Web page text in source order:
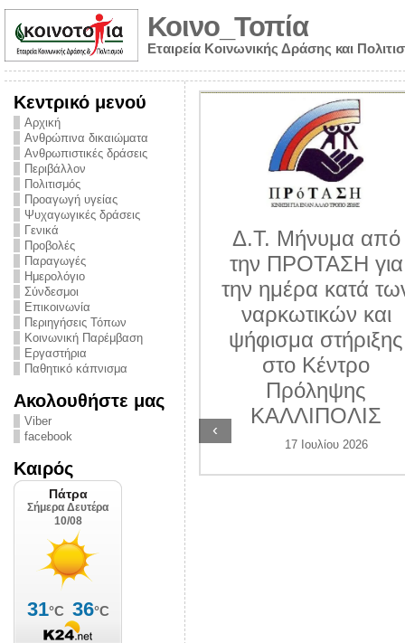
Κοινο_Τοπία
Εταιρεία Κοινωνικής Δράσης και
Κεντρικό μενού
Αρχική
Ανθρώπινα δικαιώματα
Ανθρωπιστικές δράσεις
Περιβάλλον
Πολιτισμός
Προαγωγή υγείας
Ψυχαγωγικές δράσεις
Γενικά
Προβολές
Παραγωγές
Ημερολόγιο
Σύνδεσμοι
Επικοινωνία
Περιηγήσεις Τόπων
Κοινωνική Παρέμβαση
Εργαστήρια
Παθητικό κάπνισμα
Ακολουθήστε μας
Viber
facebook
Καιρός
Ώρα ευθύνης
για τον Δήμο
Πατρέων – Η
πολιτικής
και
Δημοτικής
Αστυνομίας
την πόλη
έρμαιο των
9 Αυγούστου 2026
Δ.Τ. Μήνυμα από
την ΠΡΟΤΑΣΗ για
την ημέρα κατά
ναρκωτικών και
ψήφισμα στήριξης
στο Κέντρο
Πρόληψης
ΚΑΛΛΙΠΟΛΙΣ
17 Ιουλίου 2026
‹